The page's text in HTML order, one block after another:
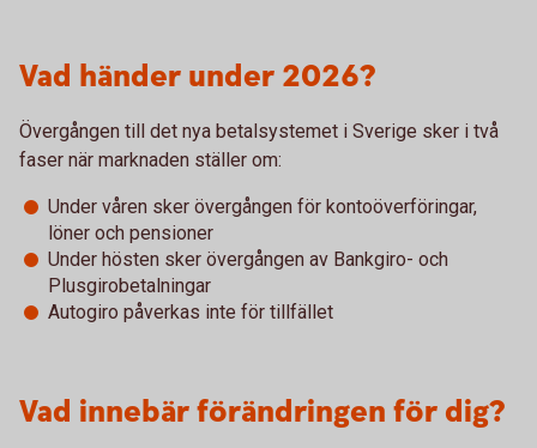
Vad händer under 2026?
Övergången till det nya betalsystemet i Sverige sker i två
faser när marknaden ställer om:
Under våren sker övergången för kontoöverföringar,
löner och pensioner
Under hösten sker övergången av Bankgiro- och
Plusgirobetalningar
Autogiro påverkas inte för tillfället
Vad innebär förändringen för dig?